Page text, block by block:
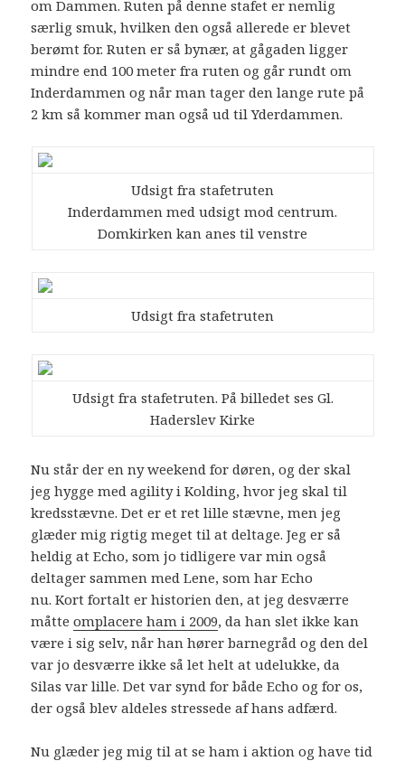
om Dammen. Ruten på denne stafet er nemlig
særlig smuk, hvilken den også allerede er blevet
berømt for. Ruten er så bynær, at gågaden ligger
mindre end 100 meter fra ruten og går rundt om
Inderdammen og når man tager den lange rute på
2 km så kommer man også ud til Yderdammen.
Udsigt fra stafetruten
Inderdammen med udsigt mod centrum.
Domkirken kan anes til venstre
Udsigt fra stafetruten
Udsigt fra stafetruten. På billedet ses Gl.
Haderslev Kirke
Nu står der en ny weekend for døren, og der skal
jeg hygge med agility i Kolding, hvor jeg skal til
kredsstævne. Det er et ret lille stævne, men jeg
glæder mig rigtig meget til at deltage. Jeg er så
heldig at Echo, som jo tidligere var min også
deltager sammen med Lene, som har Echo
nu. Kort fortalt er historien den, at jeg desværre
måtteomplacere ham i 2009, da han slet ikke kan
være i sig selv, når han hører barnegråd og den del
var jo desværre ikke så let helt at udelukke, da
Silas var lille. Det var synd for både Echo og for os,
der også blev aldeles stressede af hans adfærd.
Nu glæder jeg mig til at se ham i aktion og have tid